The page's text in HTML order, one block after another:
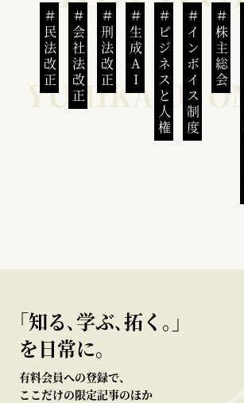
民法改正 会社法改正 刑法改正 生成AI ビジネスと人権インボイス制度 株主総会
｢知る､学ぶ､拓く｡｣
を日常に。
有料会員への登録で、
ここだけの限定記事のほか